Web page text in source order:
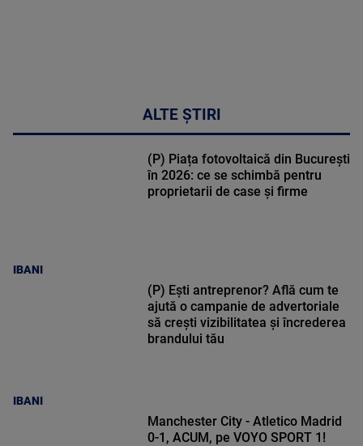
ALTE ȘTIRI
IBANI
(P) Piața fotovoltaică din București
în 2026: ce se schimbă pentru
proprietarii de case și firme
IBANI
(P) Ești antreprenor? Află cum te
ajută o campanie de advertoriale
să crești vizibilitatea și încrederea
brandului tău
Manchester City - Atletico Madrid
0-1, ACUM, pe VOYO SPORT 1!